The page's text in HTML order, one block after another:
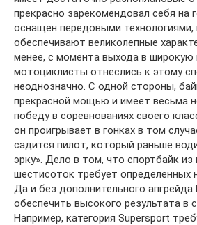
прекрасно зарекомендовал себя на
оснащен передовыми
обеспечивают великолепные
менее, с момента выхода в
мотоциклисты отнеслись к этому
неоднозначно. С одной стороны,
прекрасной мощью и имеет весьма
победу в соревнованиях своего
он проигрывает в гонках в том
садится пилот, который раньше
эрку». Дело в том, что спортбайк из
шестисоток требует определенных
Да и без дополнительного апгрейда
обеспечить высокого результата в
Например, категория Supersport